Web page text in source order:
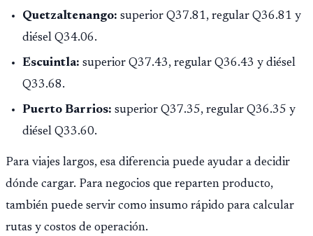
Quetzaltenango: superior Q37.81, regular Q36.81 y
diésel Q34.06.
Escuintla: superior Q37.43, regular Q36.43 y diésel
Q33.68.
Puerto Barrios: superior Q37.35, regular Q36.35 y
diésel Q33.60.
Para viajes largos, esa diferencia puede ayudar a decidir
dónde cargar. Para negocios que reparten producto,
también puede servir como insumo rápido para calcular
rutas y costos de operación.